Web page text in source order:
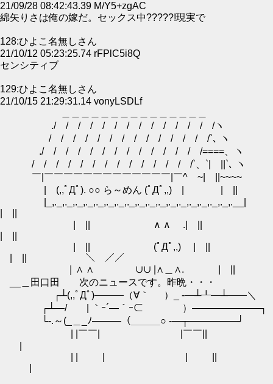
21/09/28 08:42:43.39 M/Y5+zgAC
綿矢りさは俺の嫁だ。セックス中?????!現実で
128:ひよこ名無しさん
21/10/12 05:23:25.74 rFPlC5i8Q
センシティブ
129:ひよこ名無しさん
21/10/15 21:29:31.14 vonyLSDLf
./ / / / / / / / / / / / / /ヽ
/ / / / / / / / / / / / / /`､ ヽ
./ / / / / / / / / / / / / /====、ヽ
/ / / / / / / / / / / / / /`、`| ||`､ ヽ
￣|￣￣￣￣￣￣￣￣￣￣￣￣￣|￣^ ~| ||~~~~
| (,,ﾟДﾟ). ○○ ら～めん (ﾟДﾟ,,) | | ||
|_,._,._,._,._,._,._,._,._,._,._,._,._,._,._,._,._,._,.__|
| || ∧ ∧ .| ||
| || (ﾟДﾟ,,) | ||
| || ＼ ／／
｜∧ ∧ ∪∪ |∧＿∧. | ||
__＿田口田 次のニュースです。昨晩・・・
┌┴(,,ﾟДﾟ)―――（∀｀ ）_ ‐―┴┸―┴――＼
┌┴―/ | ｀ｰ´―｀ｰ⊂ ）―――――――┐
└‐.～(_＿_ﾉ―――（＿＿＿○ ‐―┬―――――┘
| |￣￣| |￣￣||